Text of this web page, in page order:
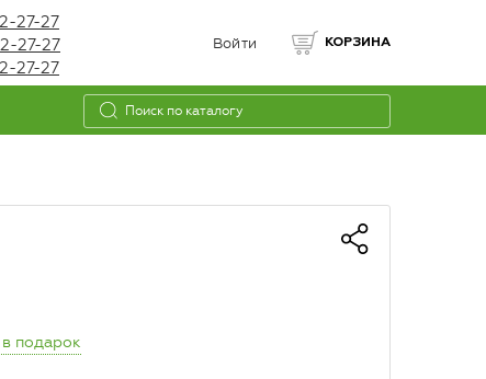
27-27
27-27
27-27
Войти КОРЗИНА
подарок